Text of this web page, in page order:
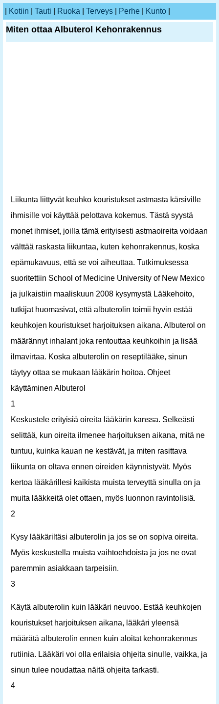
Kotiin Tauti Ruoka Terveys Perhe Kunto
Miten ottaa Albuterol Kehonrakennus
Liikunta liittyvät keuhko kouristukset astmasta kärsiville
ihmisille voi käyttää pelottava kokemus. Tästä syystä
monet ihmiset, joilla tämä erityisesti astmaoireita voidaan
välttää raskasta liikuntaa, kuten kehonrakennus, koska
epämukavuus, että se voi aiheuttaa. Tutkimuksessa
suoritettiin School of Medicine University of New Mexico
ja julkaistiin maaliskuun 2008 kysymystä Lääkehoito,
tutkijat huomasivat, että albuterolin toimii hyvin estää
keuhkojen kouristukset harjoituksen aikana. Albuterol on
määrännyt inhalant joka rentouttaa keuhkoihin ja lisää
ilmavirtaa. Koska albuterolin on reseptilääke, sinun
täytyy ottaa se mukaan lääkärin hoitoa. Ohjeet
käyttäminen Albuterol
1
Keskustele erityisiä oireita lääkärin kanssa. Selkeästi
selittää, kun oireita ilmenee harjoituksen aikana, mitä ne
tuntuu, kuinka kauan ne kestävät, ja miten rasittava
liikunta on oltava ennen oireiden käynnistyvät. Myös
kertoa lääkärillesi kaikista muista terveyttä sinulla on ja
muita lääkkeitä olet ottaen, myös luonnon ravintolisiä.
2
Kysy lääkäriltäsi albuterolin ja jos se on sopiva oireita.
Myös keskustella muista vaihtoehdoista ja jos ne ovat
paremmin asiakkaan tarpeisiin.
3
Käytä albuterolin kuin lääkäri neuvoo. Estää keuhkojen
kouristukset harjoituksen aikana, lääkäri yleensä
määrätä albuterolin ennen kuin aloitat kehonrakennus
rutiinia. Lääkäri voi olla erilaisia ​​ohjeita sinulle, vaikka, ja
sinun tulee noudattaa näitä ohjeita tarkasti.
4